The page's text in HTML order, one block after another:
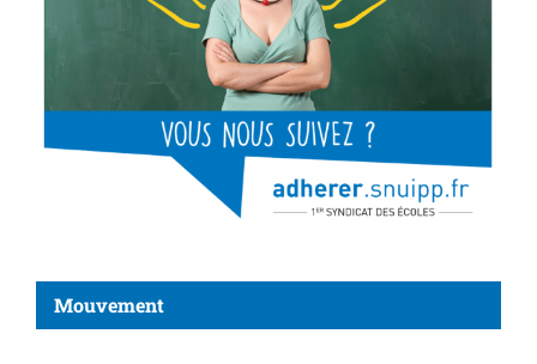
Mouvement